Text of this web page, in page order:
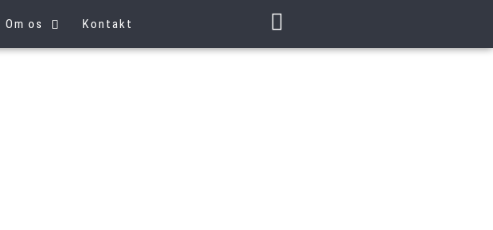
Om os Kontakt